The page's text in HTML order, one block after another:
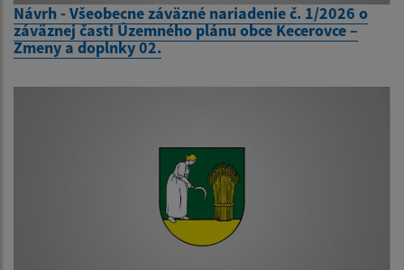
Návrh - Všeobecne záväzné nariadenie č. 1/2026 o
záväznej časti Územného plánu obce Kecerovce –
Zmeny a doplnky 02.